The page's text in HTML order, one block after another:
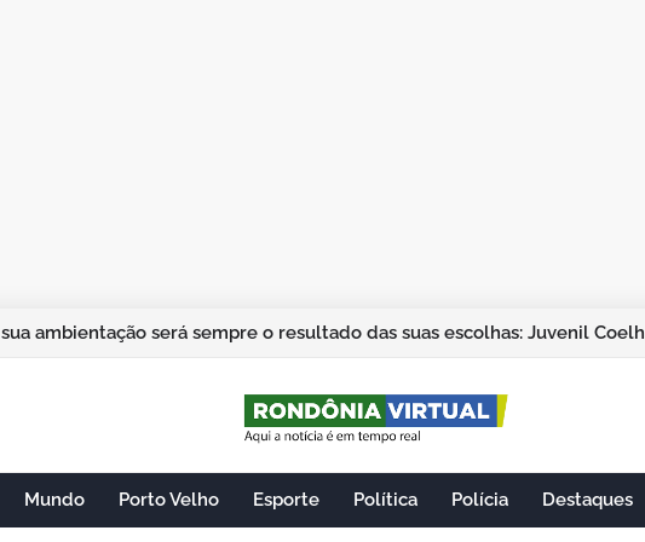
sua ambientação será sempre o resultado das suas escolhas: Juvenil
Mundo Porto Velho Esporte Política Polícia Destaques